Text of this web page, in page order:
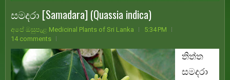
සමදරා [Samadara] (Quassia indica)
අපේ ඔසුපැළ Medicinal Plants of Sri Lanka
5:34 PM
14 comments
තිත්ත
සමදරා